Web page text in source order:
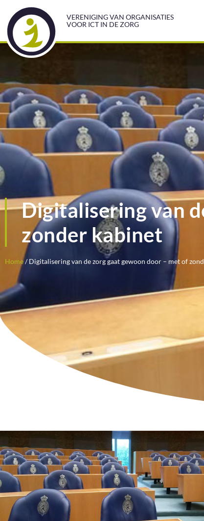
VERENIGING VAN ORGANISATIES
VOOR ICT IN DE ZORG
Digitalisering van
zonder kabinet
Home/Digitalisering van de zorg gaat gewoon door – met of